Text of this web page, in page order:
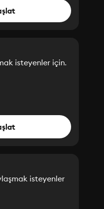
isteyenler için.
isteyenler